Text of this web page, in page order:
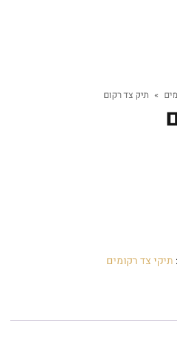
» תיק צד רקום
תיקי צד רקומים